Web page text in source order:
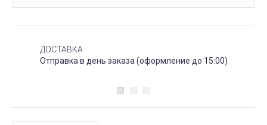
ДОСТАВКА
Отправка в день заказа (оформление до 15:00)